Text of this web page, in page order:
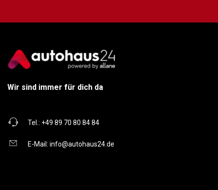
Wir sind immer für dich da
Tel.: +49 89 70 80 84 84
E-Mail: info@autohaus24.de